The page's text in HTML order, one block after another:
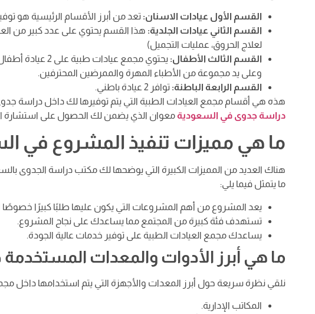
القسم الأول عيادات الاسنان: تعد من أبرز الأقسام الرئيسية هو توفير 4 أو 3 عيادات اسنان مخصصة ومجهزة على أعلى
القسم الثاني عيادات الجلدية:
لعلاج الحروق، عمليات التجميل)
القسم الثالث الأطفال:
يحتوي مجمع
وعلى يد مجموعة من الأطباء المهرة والممرضين المحترفين.
القسم الرابعة الباطنة: توافر 2 عيادة باطني.
هذه هي أقسام مجمع العيادات الطبية التي يتم توفيرها لك داخل دراسة
دراسة جدوى في السعودية معوان الذي يضمن لك الحصول على استشارة
ما هي مميزات تنفيذ المشروع في
هناك العديد من المميزات الكبيرة التي يوضحها لك مكتب دراسة الجدوى
ما يتمثل فيما يلي:
يعد المشروع من أهم المشروعات التي يكون عليها طلبًا كبيرًا خصوصًا
تستهدف فئة كبيرة من المجتمع مما يساعدك على نجاح المشروع.
يساعدك مجمع العيادات الطبية على توفير خدمات عالية الجودة.
ما هي أبرز الأدوات والمعدات
نلقي نظرة سريعة حول أبرز المعدات والأجهزة التي يتم استخدامها داخل
المكاتب الإدارية.